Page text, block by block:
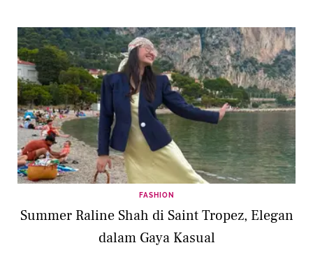
FASHION
Summer Raline Shah di Saint Tropez, Elegan
dalam Gaya Kasual